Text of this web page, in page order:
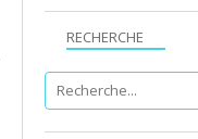
RECHERCHE